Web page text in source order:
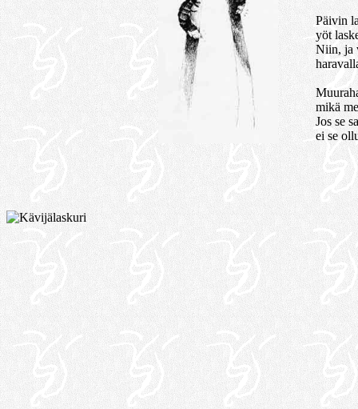
Päivin
yöt
Niin, ja
mikä
Jos se
ei se